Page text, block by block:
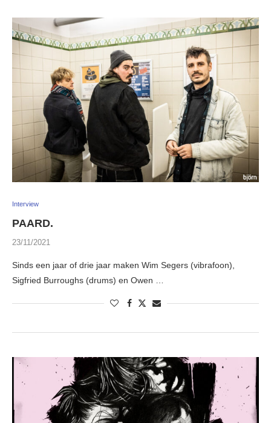
Interview
PAARD.
23/11/2021
Sinds een jaar of drie jaar maken Wim Segers (vibrafoon),
Sigfried Burroughs (drums) en Owen …